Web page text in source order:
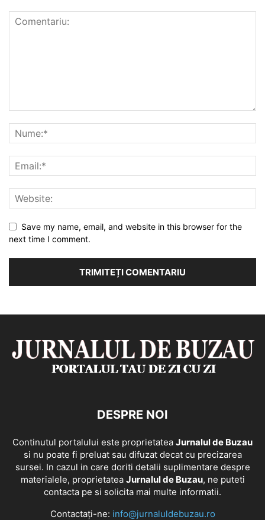
Save my name, email, and website in this browser for the
next time I comment.
DESPRE NOI
Continutul portalului este proprietatea Jurnalul de Buzau
si nu poate fi preluat sau difuzat decat cu precizarea
sursei. In cazul in care doriti detalii suplimentare despre
materialele, proprietatea Jurnalul de Buzau, ne puteti
contacta pe si solicita mai multe informatii.
Contactați-ne: info@jurnaluldebuzau.ro